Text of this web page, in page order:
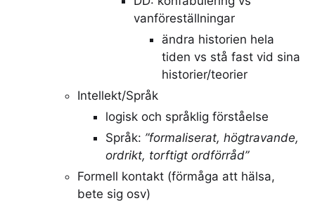
vanföreställningar
ändra historien hela
tiden vs stå fast vid sina
historier/teorier
Intellekt/Språk
logisk och språklig förståelse
Språk: ”formaliserat, högtravande,
ordrikt, torftigt ordförråd”
Formell kontakt (förmåga att hälsa,
bete sig osv)